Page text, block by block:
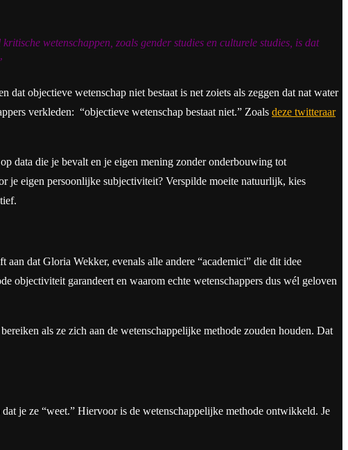
wetenschappen, zoals gender studies en culturele studies, is dat
objectieve wetenschap niet bestaat is net zoiets als zeggen dat nat water
verkleden: “objectieve wetenschap bestaat niet.” Zoals deze twitteraar
op data die je bevalt en je eigen mening zonder onderbouwing tot
je eigen persoonlijke subjectiviteit? Verspilde moeite natuurlijk, kies
dat Gloria Wekker, evenals alle andere “academici” die dit idee
objectiviteit garandeert en waarom echte wetenschappers dus wél geloven
als ze zich aan de wetenschappelijke methode zouden houden. Dat
je ze “weet.” Hiervoor is de wetenschappelijke methode ontwikkeld. Je